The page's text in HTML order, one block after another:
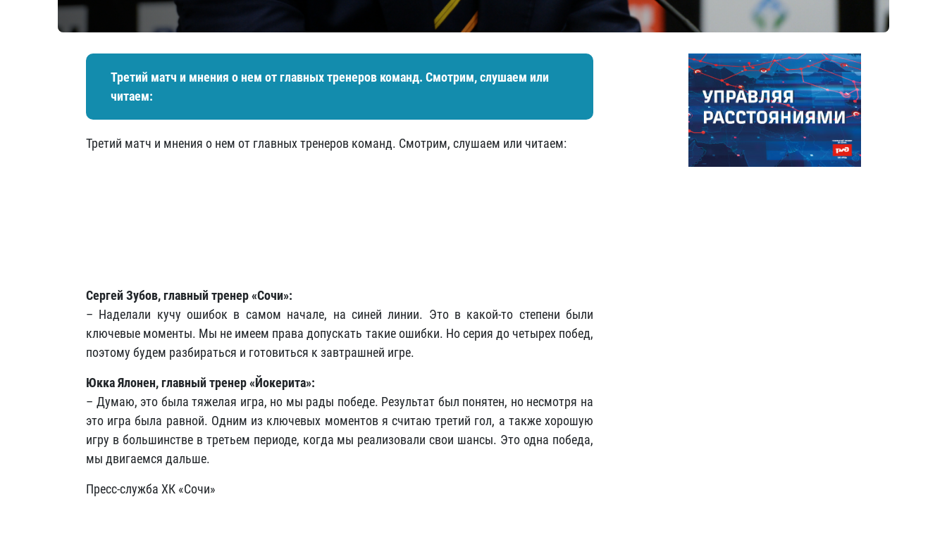
Третий матч и мнения о нем от главных тренеров команд. Смотрим, слушаем или
читаем:
Третий матч и мнения о нем от главных тренеров команд. Смотрим, слушаем или читаем:
Сергей Зубов, главный тренер «Сочи»:
– Наделали кучу ошибок в самом начале, на синей линии. Это в какой-то степени были
ключевые моменты. Мы не имеем права допускать такие ошибки. Но серия до четырех побед,
поэтому будем разбираться и готовиться к завтрашней игре.
Юкка Ялонен, главный тренер «Йокерита»:
– Думаю, это была тяжелая игра, но мы рады победе. Результат был понятен, но несмотря на
это игра была равной. Одним из ключевых моментов я считаю третий гол, а также хорошую
игру в большинстве в третьем периоде, когда мы реализовали свои шансы. Это одна победа,
мы двигаемся дальше.
Пресс-служба ХК «Сочи»